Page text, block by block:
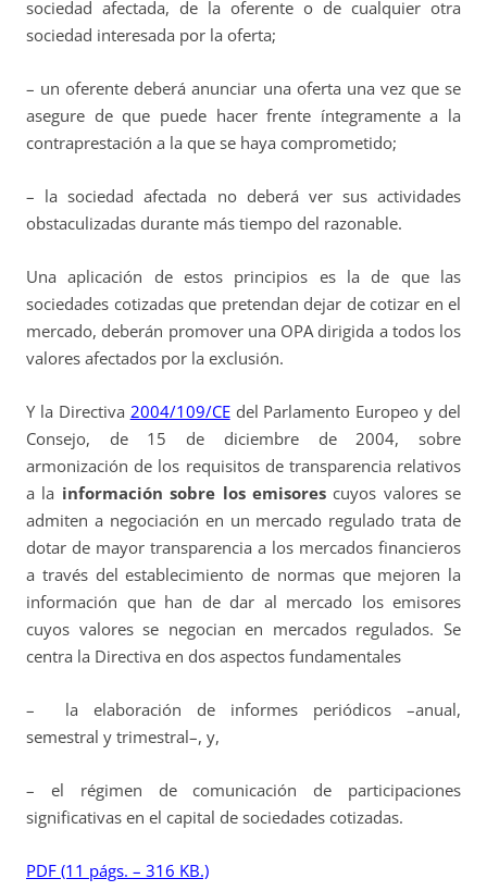
sociedad afectada, de la oferente o de cualquier otra
sociedad interesada por la oferta;
– un oferente deberá anunciar una oferta una vez que se
asegure de que puede hacer frente íntegramente a la
contraprestación a la que se haya comprometido;
– la sociedad afectada no deberá ver sus actividades
obstaculizadas durante más tiempo del razonable.
Una aplicación de estos principios es la de que las
sociedades cotizadas que pretendan dejar de cotizar en el
mercado, deberán promover una OPA dirigida a todos los
valores afectados por la exclusión.
Y la Directiva 2004/109/CEdel Parlamento Europeo y del
Consejo, de 15 de diciembre de 2004, sobre
armonización de los requisitos de transparencia relativos
a la información sobre los emisorescuyos valores se
admiten a negociación en un mercado regulado trata de
dotar de mayor transparencia a los mercados financieros
a través del establecimiento de normas que mejoren la
información que han de dar al mercado los emisores
cuyos valores se negocian en mercados regulados. Se
centra la Directiva en dos aspectos fundamentales
– la elaboración de informes periódicos –anual,
semestral y trimestral–, y,
– el régimen de comunicación de participaciones
significativas en el capital de sociedades cotizadas.
PDF (11 págs. – 316 KB.)